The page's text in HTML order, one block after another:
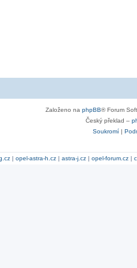
Založeno na phpBB® Forum
Český překlad –
Soukromí|
| opel-astra-h.cz| astra-j.cz| opel-forum.cz|